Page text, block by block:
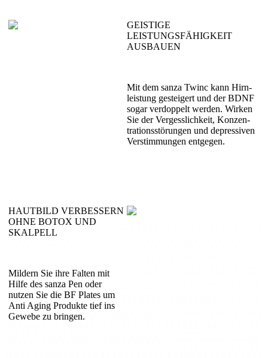
GEISTIGE
LEISTUNGSFÄHIGKEIT
AUSBAUEN
Mit dem sanza Twinc kann Hirn­
leistung gesteigert und der BDNF
sogar verdoppelt werden. Wirken
Sie der Vergess­lichkeit, Konzen­
trations­störungen und depres­siven
Verstimmungen entgegen.
HAUTBILD VERBESSERN
OHNE BOTOX UND
SKALPELL
Mildern Sie ihre Falten mit
Hilfe des sanza Pen oder
nutzen Sie die BF Plates um
Anti Aging Produkte tief ins
Gewebe zu bringen.